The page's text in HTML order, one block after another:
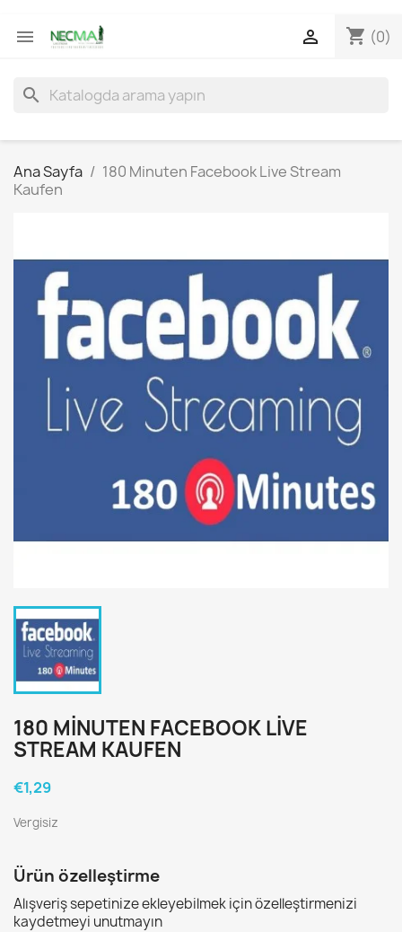
 shopping_cart (0)

search
Ana Sayfa
180 Minuten Facebook Live Stream
Kaufen
180 MINUTEN FACEBOOK LIVE
STREAM KAUFEN
€1,29
Vergisiz
Ürün özelleştirme
Alışveriş sepetinize ekleyebilmek için özelleştirmenizi
kaydetmeyi unutmayın